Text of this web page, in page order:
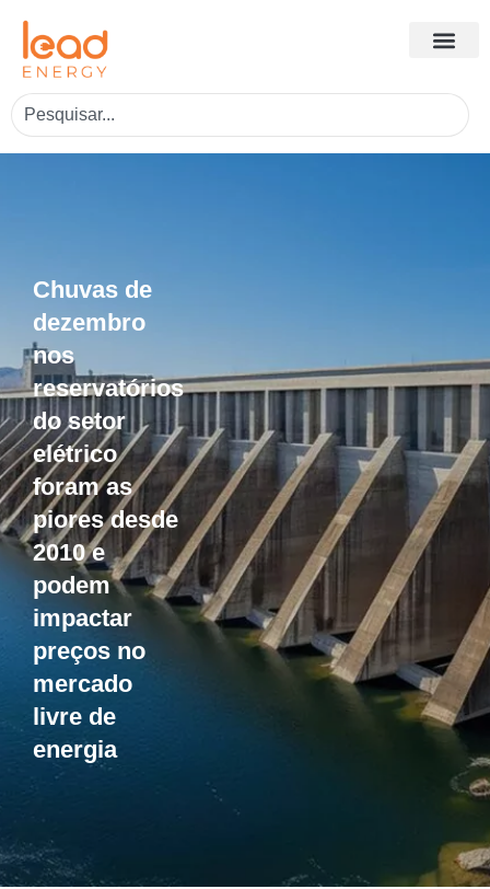
Chuvas de
dezembro
nos
reservatórios
do setor
elétrico
foram as
piores desde
2010 e
podem
impactar
preços no
mercado
livre de
energia